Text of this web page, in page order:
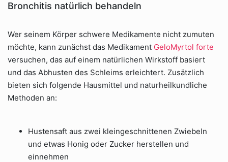
Bronchitis natürlich behandeln
Wer seinem Körper schwere Medikamente nicht zumuten
möchte, kann zunächst das Medikament GeloMyrtol forte
versuchen, das auf einem natürlichen Wirkstoff basiert
und das Abhusten des Schleims erleichtert. Zusätzlich
bieten sich folgende Hausmittel und naturheilkundliche
Methoden an:
Hustensaft aus zwei kleingeschnittenen Zwiebeln
und etwas Honig oder Zucker herstellen und
einnehmen